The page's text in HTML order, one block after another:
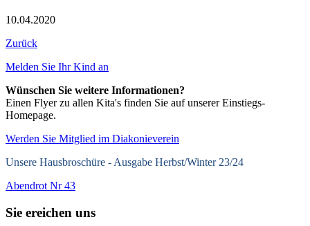
10.04.2020
Zurück
Melden Sie Ihr Kind an
Wünschen Sie weitere Informationen?
Einen Flyer zu allen Kita's finden Sie auf unserer Einstiegs-
Homepage.
Werden Sie Mitglied im Diakonieverein
Unsere Hausbroschüre - Ausgabe Herbst/Winter 23/24
Abendrot Nr 43
Sie ereichen uns